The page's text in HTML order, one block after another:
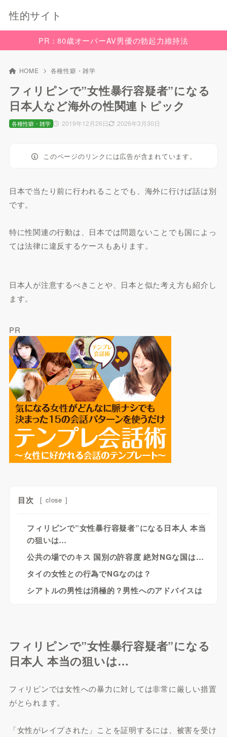
性的サイト
PR：80歳オーバーAV男優の勃起力維持法
HOME 各種性癖・雑学
フィリピンで”女性暴行容疑者”になる
日本人など海外の性関連トピック
2019年12月26日 2026年3月30日
各種性癖・雑学
このページのリンクには広告が含まれています。
日本で当たり前に行われることでも、海外に行けば話は別
です。
特に性関連の行動は、日本では問題ないことでも国によっ
ては法律に違反するケースもあります。
日本人が注意するべきことや、日本と似た考え方も紹介し
ます。
PR
目次 [ close ]
フィリピンで”女性暴行容疑者”になる日本人 本当
の狙いは…
公共の場でのキス 国別の許容度 絶対NGな国は…
タイの女性との行為でNGなのは？
シアトルの男性は消極的？男性へのアドバイスは
フィリピンで”女性暴行容疑者”になる
日本人 本当の狙いは…
フィリピンでは女性への暴力に対しては非常に厳しい措置
がとられます。
「女性がレイプされた」ことを証明するには、被害を受け